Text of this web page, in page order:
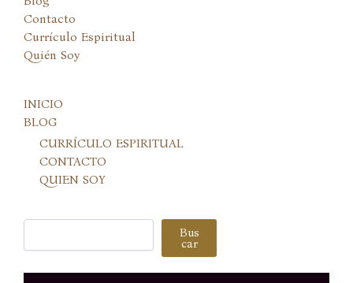
Contacto
Currículo Espiritual
Quién Soy
INICIO
BLOG
CURRÍCULO ESPIRITUAL
CONTACTO
QUIEN SOY
Buscar Bus
car